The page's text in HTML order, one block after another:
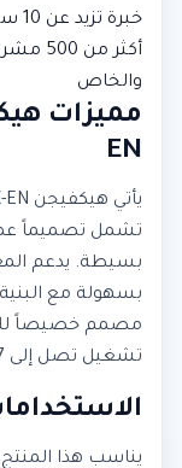
خبرة تزيد عن 10 سنوات في تجهيز المؤسسات السعودية
أكثر
والخاص
EN
تشمل تصميماً
بسيطة. يدعم
بسهولة مع البنية
مصمم خصيصاً
تشغيل تصل إلى 24/7.
يناسب هذا